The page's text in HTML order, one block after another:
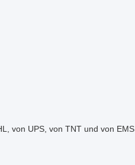
von UPS, von TNT und von EMS